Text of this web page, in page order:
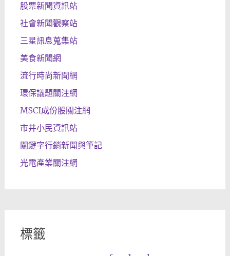
股票新聞資訊站
社會新聞觀察站
三星訊息蒐集站
美食新聞網
流行時尚新聞網
環保議題關注網
MSCI成份股關注網
市井小民資訊站
關鍵字行銷新聞與筆記
光電產業關注網
標籤